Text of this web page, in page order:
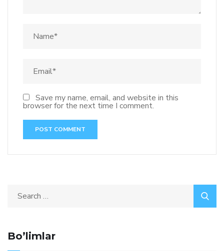
Save my name, email, and website in this
browser for the next time I comment.
Bo’limlar